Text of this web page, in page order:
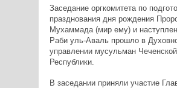
Заседание оргкомитета по
празднования дня рождения
Мухаммада (мир ему) и
Раби уль-Аваль прошло в
управлении мусульман Чеченской
Республики.
В заседании приняли участие